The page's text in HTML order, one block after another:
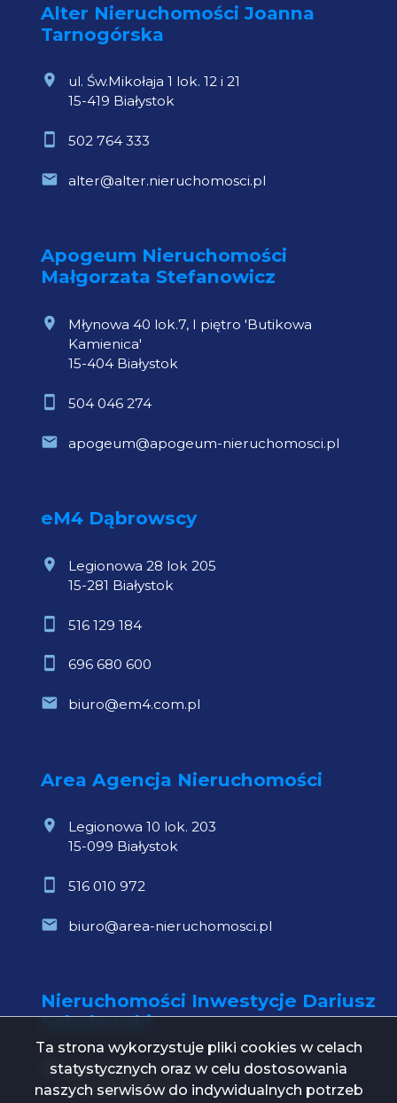
Alter Nieruchomości Joanna
Tarnogórska
ul. Św.Mikołaja 1 lok. 12 i 21
15-419 Białystok
502 764 333
alter@alter.nieruchomosci.pl
Apogeum Nieruchomości
Małgorzata Stefanowicz
Młynowa 40 lok.7, I piętro 'Butikowa
Kamienica'
15-404 Białystok
504 046 274
apogeum@apogeum-nieruchomosci.pl
eM4 Dąbrowscy
Legionowa 28 lok 205
15-281 Białystok
516 129 184
696 680 600
biuro@em4.com.pl
Area Agencja Nieruchomości
Legionowa 10 lok. 203
15-099 Białystok
516 010 972
biuro@area-nieruchomosci.pl
Nieruchomości Inwestycje Dariusz
Sobolewski
Św. Mikołaja 1 lok. 21
15-419 Białystok
Ta strona wykorzystuje pliki cookies w celach
statystycznych oraz w celu dostosowania
naszych serwisów do indywidualnych potrzeb